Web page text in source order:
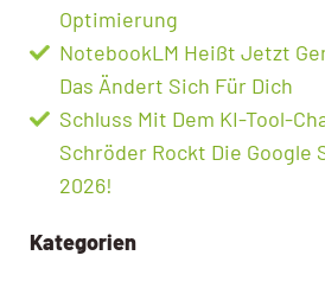
Optimierung
NotebookLM Heißt Jetzt
Das Ändert Sich Für Dich
Schluss Mit Dem KI-Tool-
Schröder Rockt Die Google
2026!
Kategorien